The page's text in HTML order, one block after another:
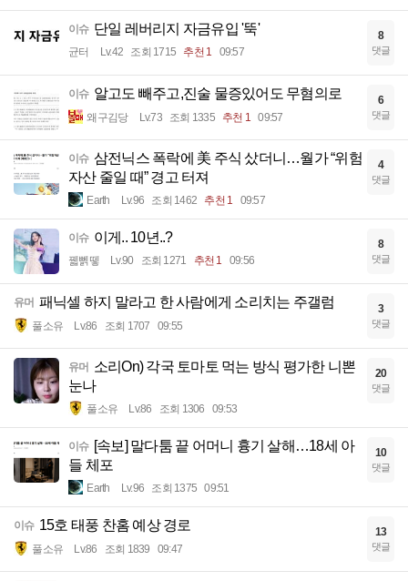
이슈 단일 레버리지 자금유입 '뚝'
균터 Lv.42 조회 1715 추천 1 09:57
8
댓글
이슈 알고도 빼주고,진술 물증있어도 무혐의로
왜구김당 Lv.73 조회 1335 추천 1 09:57
6
댓글
이슈 삼전닉스 폭락에 美 주식 샀더니…월가 “위험
자산 줄일 때” 경고 터져
Earth Lv.96 조회 1462 추천 1 09:57
4
댓글
이슈 이게.. 10년..?
꿻뻵뗗 Lv.90 조회 1271 추천 1 09:56
8
댓글
유머 패닉셀 하지 말라고 한 사람에게 소리치는 주갤럼
풀소유 Lv.86 조회 1707 09:55
3
댓글
유머 소리On) 각국 토마토 먹는 방식 평가한 니뽄
눈나
풀소유 Lv.86 조회 1306 09:53
20
댓글
이슈 [속보] 말다툼 끝 어머니 흉기 살해…18세 아
들 체포
Earth Lv.96 조회 1375 09:51
10
댓글
이슈 15호 태풍 찬홈 예상 경로
풀소유 Lv.86 조회 1839 09:47
13
댓글